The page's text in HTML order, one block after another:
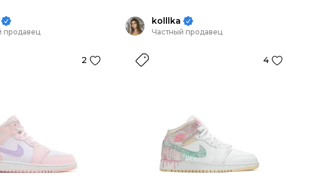
продавец
2
kolllka
Частный продавец
4